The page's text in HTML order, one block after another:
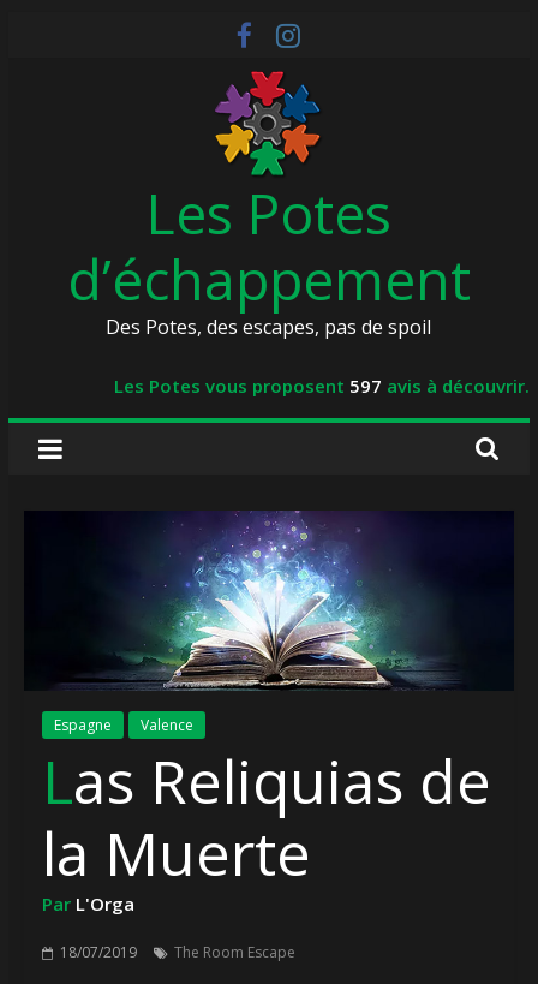
Les Potes
d’échappement
Des Potes, des escapes, pas de spoil
Les Potes vous proposent 597 avis à découvrir.
Espagne Valence
Las Reliquias de
la Muerte
Par L'Orga
18/07/2019 The Room Escape